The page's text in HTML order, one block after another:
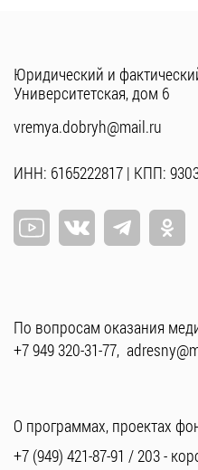
Юридический и
Университетская, дом 6
vremya.dobryh@mail.ru
ИНН: 6165222817 | КПП:
По вопросам оказания
+7 949 320-31-77,
О программах, проектах
+7 (949) 421-87-91 / 203-